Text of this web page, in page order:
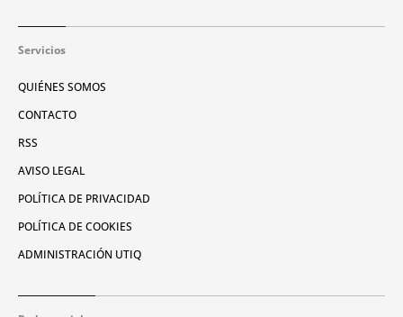
Servicios
QUIÉNES SOMOS
CONTACTO
RSS
AVISO LEGAL
POLÍTICA DE PRIVACIDAD
POLÍTICA DE COOKIES
ADMINISTRACIÓN UTIQ